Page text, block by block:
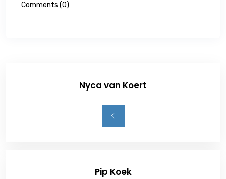
Comments (0)
Nyca van Koert
Pip Koek